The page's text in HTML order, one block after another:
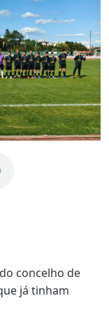
concelho de
já tinham